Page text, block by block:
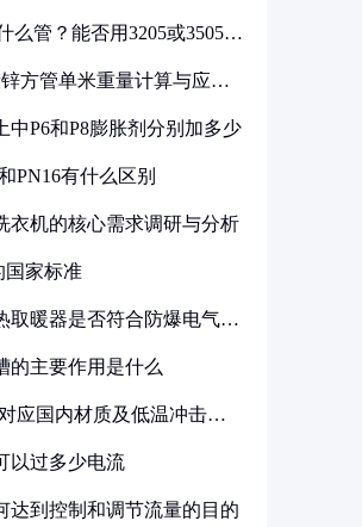
么管？能否用3205或3505代
锌方管单米重量计算与应用
中P6和P8膨胀剂分别加多少
PN16有什么区别
衣机的核心需求调研与分析
国家标准
取暖器是否符合防爆电气设
的主要作用是什么
应国内材质及低温冲击要
以过多少电流
达到控制和调节流量的目的